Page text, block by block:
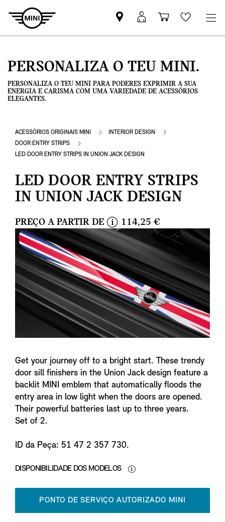
Pesquisar
parceiro
Iniciar
sessão
Carrinho
de
Wishlist
PERSONALIZA O TEU MINI.
PERSONALIZA O TEU MINI PARA PODERES EXPRIMIR A SUA
ENERGIA E CARISMA COM UMA VARIEDADE DE ACESSÓRIOS
ELEGANTES.
ACESSÓRIOS ORIGINAIS MINI
INTERIOR DESIGN
DOOR ENTRY STRIPS
LED DOOR ENTRY STRIPS IN UNION JACK DESIGN
LED DOOR ENTRY STRIPS
IN UNION JACK DESIGN
PREÇO A PARTIR DE
i
n
f
o
114,25 €
Get your journey off to a bright start. These trendy
door sill finishers in the Union Jack design feature a
backlit MINI emblem that automatically floods the
entry area in low light when the doors are opened.
Their powerful batteries last up to three years.
Set of 2.
ID da Peça: 51 47 2 357 730.
DISPONIBILIDADE DOS MODELOS
PONTO DE SERVIÇO AUTORIZADO MINI